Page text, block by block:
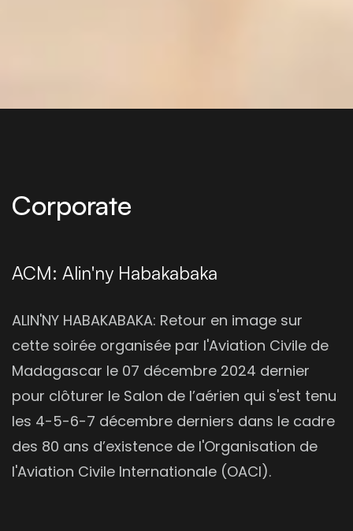
Corporate
ACM: Alin'ny Habakabaka
ALIN'NY HABAKABAKA: Retour en image sur
cette soirée organisée par l'Aviation Civile de
Madagascar le 07 décembre 2024 dernier
pour clôturer le Salon de l’aérien qui s'est tenu
les 4-5-6-7 décembre derniers dans le cadre
des 80 ans d’existence de l'Organisation de
l'Aviation Civile Internationale (OACI).